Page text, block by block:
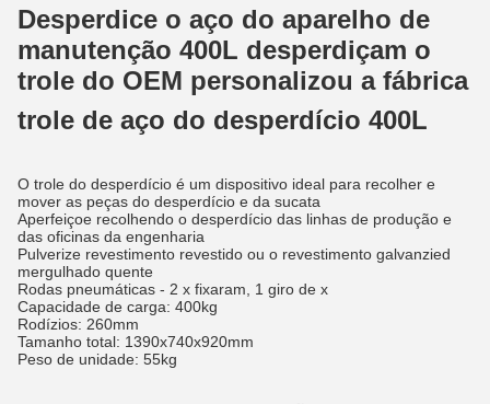
Desperdice o aço do aparelho de
manutenção 400L desperdiçam o
trole do OEM personalizou a fábrica
trole de aço do desperdício 400L
O trole do desperdício é um dispositivo ideal para recolher e
mover as peças do desperdício e da sucata
Aperfeiçoe recolhendo o desperdício das linhas de produção e
das oficinas da engenharia
Pulverize revestimento revestido ou o revestimento galvanzied
mergulhado quente
Rodas pneumáticas - 2 x fixaram, 1 giro de x
Capacidade de carga: 400kg
Rodízios: 260mm
Tamanho total: 1390x740x920mm
Peso de unidade: 55kg